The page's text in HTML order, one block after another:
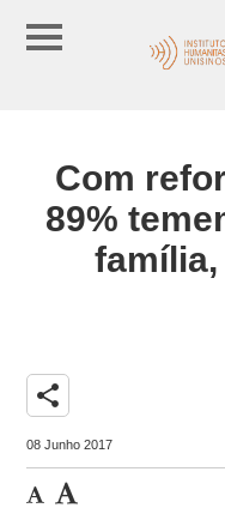
Com
89%
share
08 Junho 2017